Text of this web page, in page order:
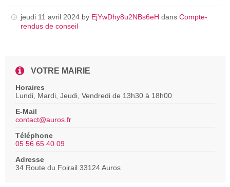
jeudi 11 avril 2024 by EjYwDhy8u2NBs6eH dans Compte-
rendus de conseil
VOTRE MAIRIE
Horaires
Lundi, Mardi, Jeudi, Vendredi de 13h30 à 18h00
E-Mail
contact@auros.fr
Téléphone
05 56 65 40 09
Adresse
34 Route du Foirail 33124 Auros